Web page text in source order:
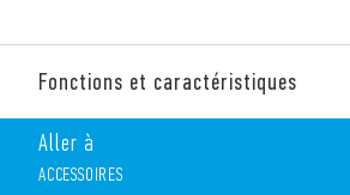
Fonctions et caractéristiques
Support à souder type 94.23 (épaisseur du
pour relais 55.33.
Aller à
ACCESSOIRES